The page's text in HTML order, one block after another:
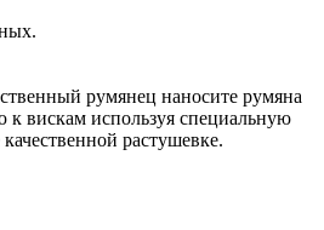
румянец наносите румяна
к вискам используя специальную
растушевке.